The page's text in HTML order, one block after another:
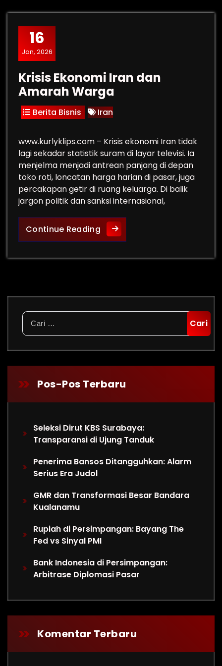
16
Jan, 2026
Krisis Ekonomi Iran dan
Amarah Warga
Berita Bisnis Iran
www.kurlyklips.com – Krisis ekonomi Iran tidak
lagi sekadar statistik suram di layar televisi. Ia
menjelma menjadi antrean panjang di depan
toko roti, loncatan harga harian di pasar, juga
percakapan getir di ruang keluarga. Di balik
jargon politik dan sanksi internasional,
Continue ReadingKrisis Ekonomi Iran dan
Cari
untuk:
Pos-Pos Terbaru
Seleksi Dirut KBS Surabaya:
Transparansi di Ujung Tanduk
Penerima Bansos Ditangguhkan: Alarm
Serius Era Judol
GMR dan Transformasi Besar Bandara
Kualanamu
Rupiah di Persimpangan: Bayang The
Fed vs Sinyal PMI
Bank Indonesia di Persimpangan:
Arbitrase Diplomasi Pasar
Komentar Terbaru